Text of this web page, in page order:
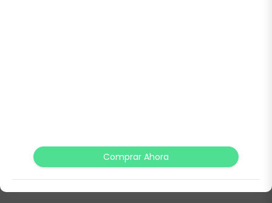
Comprar Ahora